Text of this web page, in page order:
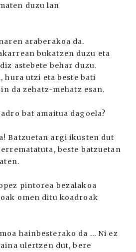
duzu lan
araberakoa da.
bukatzen duzu eta
astebete behar duzu.
hura utzi eta beste bati
da zehatz-mehatz esan.
bat amaitua dagoela?
Batzuetan argi ikusten dut
beste batzuetan
pintorea bezalakoa
omen ditu koadroak
hainbesterako da ... Ni ez
ulertzen dut, bere